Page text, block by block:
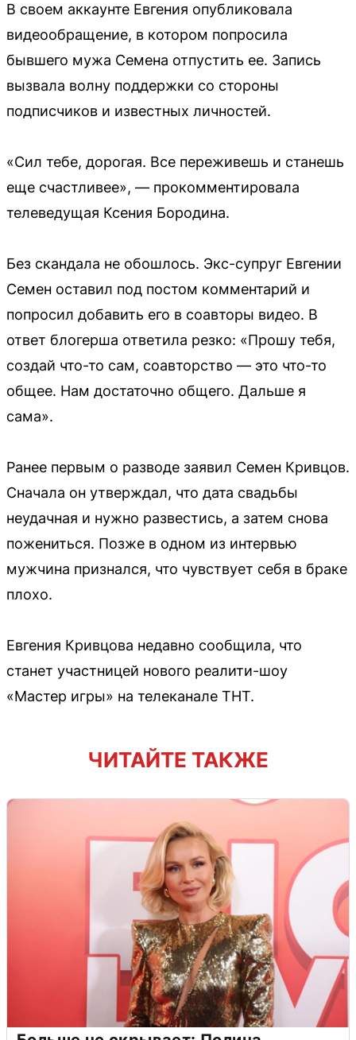
В своем аккаунте Евгения опубликовала
видеообращение, в котором попросила
бывшего мужа Семена отпустить ее. Запись
вызвала волну поддержки со стороны
подписчиков и известных личностей.
«Сил тебе, дорогая. Все переживешь и станешь
еще счастливее», — прокомментировала
телеведущая Ксения Бородина.
Без скандала не обошлось. Экс-супруг Евгении
Семен оставил под постом комментарий и
попросил добавить его в соавторы видео. В
ответ блогерша ответила резко: «Прошу тебя,
создай что-то сам, соавторство — это что-то
общее. Нам достаточно общего. Дальше я
сама».
Ранее первым о разводе заявил Семен Кривцов.
Сначала он утверждал, что дата свадьбы
неудачная и нужно развестись, а затем снова
пожениться. Позже в одном из интервью
мужчина признался, что чувствует себя в браке
плохо.
Евгения Кривцова недавно сообщила, что
станет участницей нового реалити-шоу
«Мастер игры» на телеканале ТНТ.
ЧИТАЙТЕ ТАКЖЕ